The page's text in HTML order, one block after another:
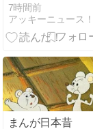
シネクスト
『超宇宙刑事
ギャバン イン
ライヤ』の
Blu-rayが受注
開始！
7時間前
アッキーニュース！
まんが日本昔